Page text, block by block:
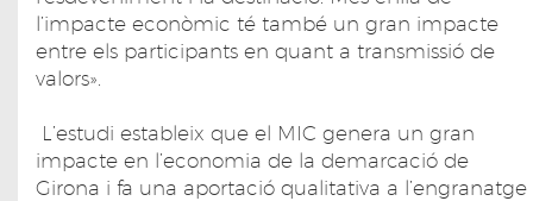
l’impacte econòmic té també un gran impacte
entre els participants en quant a transmissió de
valors».
L’estudi estableix que el MIC genera un gran
impacte en l’economia de la demarcació de
Girona i fa una aportació qualitativa a l’engranatge